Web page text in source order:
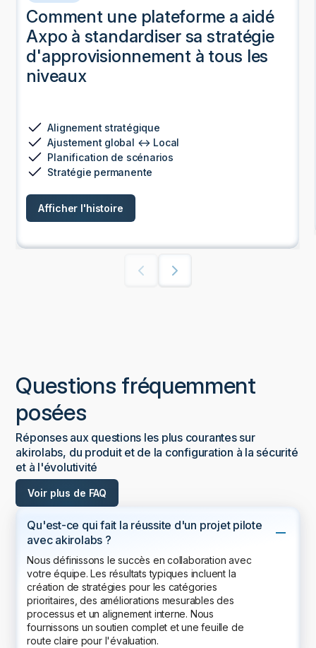
Comment une plateforme a aidé
Axpo à standardiser sa stratégie
d'approvisionnement à tous les
niveaux
Alignement stratégique
Ajustement global ↔ Local
Planification de scénarios
Stratégie permanente
Afficher l'histoire
Questions fréquemment
posées
Réponses aux questions les plus courantes sur
akirolabs, du produit et de la configuration à la sécurité
et à l'évolutivité
Voir plus de FAQ
Qu'est-ce qui fait la réussite d'un projet pilote
avec akirolabs ?
Nous définissons le succès en collaboration avec
votre équipe. Les résultats typiques incluent la
création de stratégies pour les catégories
prioritaires, des améliorations mesurables des
processus et un alignement interne. Nous
fournissons un soutien complet et une feuille de
route claire pour l'évaluation.